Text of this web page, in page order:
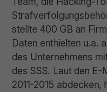
stellte 400 GB an
Daten enthielten u.a.
des Unternehmens
des SSS. Laut den
2011-2015 abdecken,